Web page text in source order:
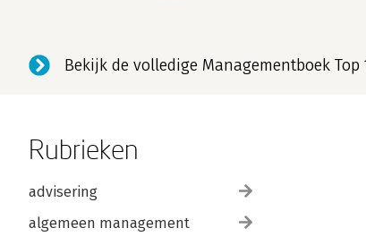
Bekijk de volledige Managementboek Top
Rubrieken
advisering
algemeen management